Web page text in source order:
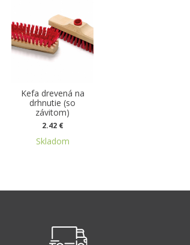
Kefa drevená na
drhnutie (so
závitom)
2.42 €
Skladom